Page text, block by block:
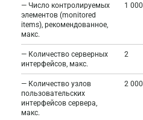
— Число контролируемых
элементов (monitored
items), рекомендованное,
макс.
1 000
— Количество серверных
интерфейсов, макс.
2
— Количество узлов
пользовательских
интерфейсов сервера,
макс.
2 000